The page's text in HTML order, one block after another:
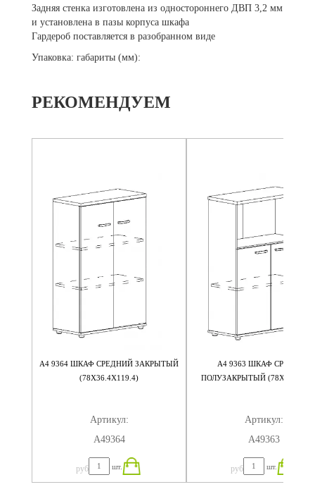
Задняя стенка изготовлена из одностороннего ДВП 3,2 мм
и установлена в пазы корпуса шкафа
Гардероб поставляется в разобранном виде
Упаковка: габариты (мм):
РЕКОМЕНДУЕМ
А4 9364 ШКАФ СРЕДНИЙ ЗАКРЫТЫЙ
(78Х36.4Х119.4)
Артикул:
А49364
руб шт.
А4 9363 ШКАФ СРЕДНИЙ
ПОЛУЗАКРЫТЫЙ
Артикул:
А49363
руб шт.